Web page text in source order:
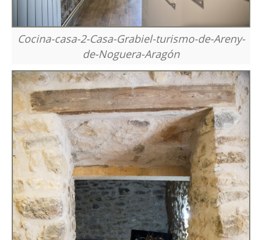
Cocina-casa-2-Casa-Grabiel-turismo-de-Areny-
de-Noguera-Aragón